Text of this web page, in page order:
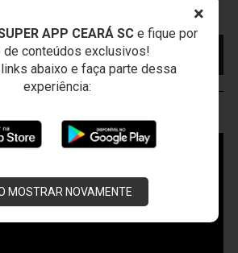
×
APP CEARÁ SCe fique por
de conteúdos exclusivos!
abaixo e faça parte dessa
experiência:
MOSTRAR NOVAMENTE
• 2º Turno • 22 ª Rodada
COMPRE AQUI SEU
INGRESSO
VOZÃOTV